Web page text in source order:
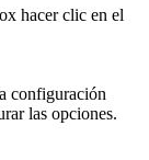
hacer clic en el
configuración
las opciones.